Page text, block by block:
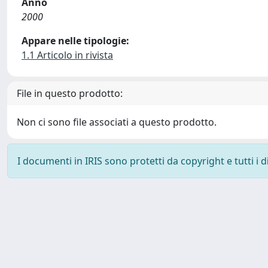
2000
Appare nelle tipologie:
1.1 Articolo in rivista
File in questo prodotto:
Non ci sono file associati a questo prodotto.
I documenti in IRIS sono protetti da copyright e tutti i